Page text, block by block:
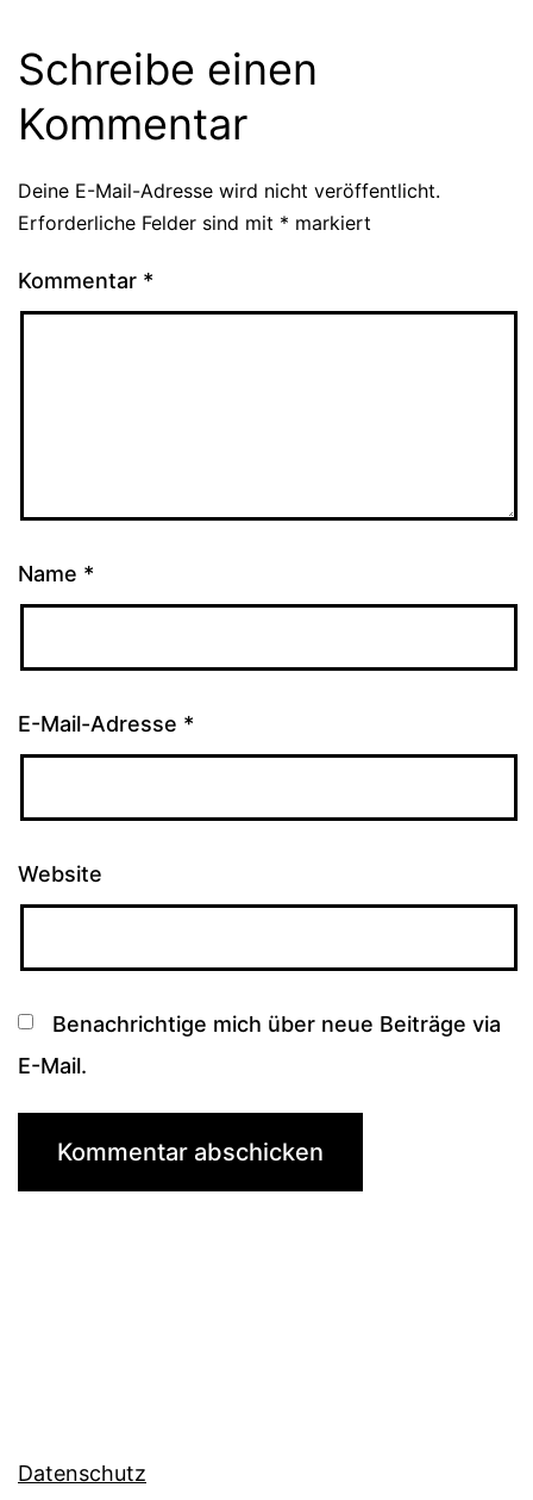
Schreibe einen
Kommentar
Deine E-Mail-Adresse wird nicht veröffentlicht.
Erforderliche Felder sind mit * markiert
Kommentar *
Name *
E-Mail-Adresse *
Website
Benachrichtige mich über neue Beiträge via
E-Mail.
Datenschutz